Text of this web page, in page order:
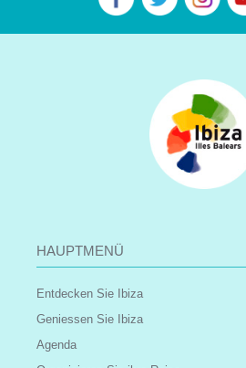
HAUPTMENÜ
Entdecken Sie Ibiza
Geniessen Sie Ibiza
Agenda